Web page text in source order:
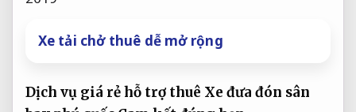
Xe tải chở thuê dễ mở rộng
Dịch vụ giá rẻ hỗ trợ thuê Xe đưa đón sân